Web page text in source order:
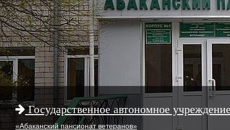
Государственное автономное
«Абаканский пансионат ветеранов»